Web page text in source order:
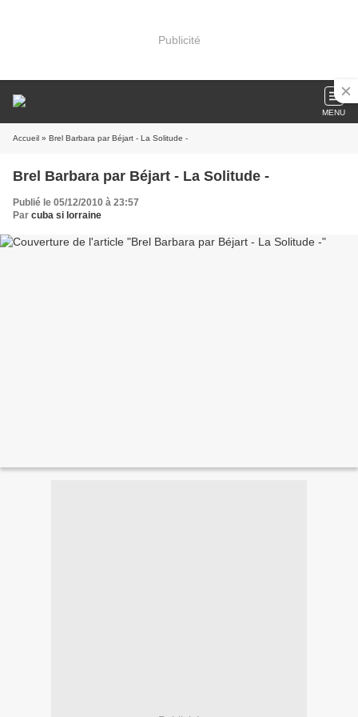
Publicité
MENU
Accueil » Brel Barbara par Béjart - La Solitude -
Brel Barbara par Béjart - La Solitude -
Publié le 05/12/2010 à 23:57
Par cuba si lorraine